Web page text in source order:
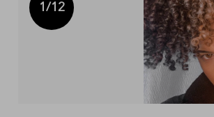
1/12